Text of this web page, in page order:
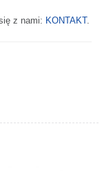
z nami: KONTAKT.